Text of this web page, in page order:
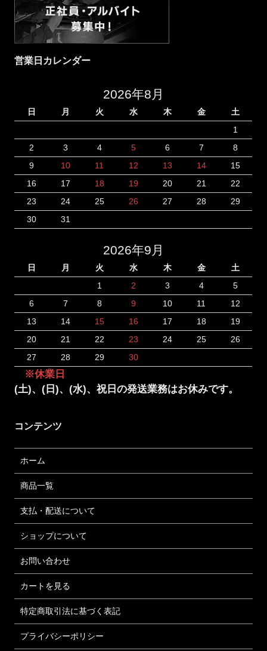
営業日カレンダー
2026年8月
日 月 火 水 木 金
土
1
2
3 4 5 6 7
8
9
10 11 12 13 14
15
16
17 18 19 20 21
22
23
24 25 26 27 28
29
30
31
2026年9月
日 月 火 水 木 金
土
1
2 3 4
5
6
7 8 9 10 11
12
13
14 15 16 17 18
19
20
21 22 23 24 25
26
27
28 29 30
※休業日
(土)、(日)、(水)、祝日の発送業務はお休みです。
コンテンツ
ホーム
商品一覧
支払・配送について
ショップについて
お問い合わせ
カートを見る
特定商取引法に基づく表記
プライバシーポリシー